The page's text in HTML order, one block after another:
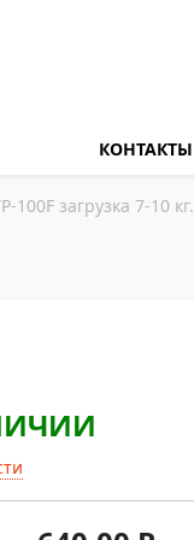
КОНТАКТЫ
загрузка 7-10 кг.